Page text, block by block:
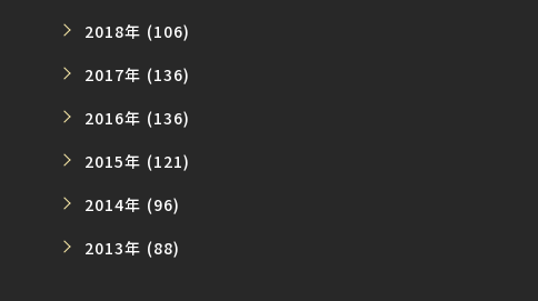
2018年 (106)
2017年 (136)
2016年 (136)
2015年 (121)
2014年 (96)
2013年 (88)